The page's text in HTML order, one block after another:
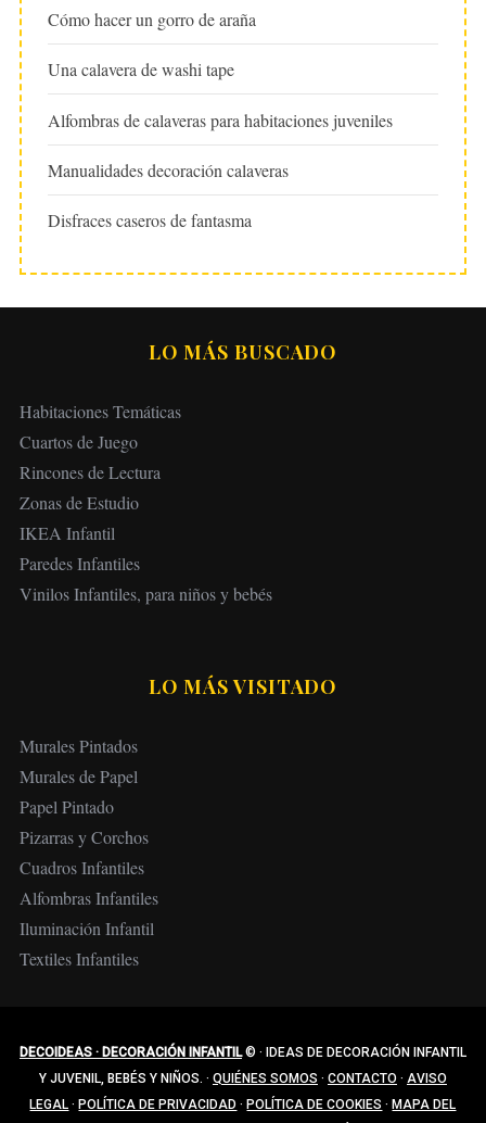
Cómo hacer un gorro de araña
Una calavera de washi tape
Alfombras de calaveras para habitaciones juveniles
Manualidades decoración calaveras
Disfraces caseros de fantasma
LO MÁS BUSCADO
Habitaciones Temáticas
Cuartos de Juego
Rincones de Lectura
Zonas de Estudio
IKEA Infantil
Paredes Infantiles
Vinilos Infantiles, para niños y bebés
LO MÁS VISITADO
Murales Pintados
Murales de Papel
Papel Pintado
Pizarras y Corchos
Cuadros Infantiles
Alfombras Infantiles
Iluminación Infantil
Textiles Infantiles
DECOIDEAS · DECORACIÓN INFANTIL© · IDEAS DE DECORACIÓN INFANTIL
Y JUVENIL, BEBÉS Y NIÑOS. · QUIÉNES SOMOS · CONTACTO · AVISO
LEGAL · POLÍTICA DE PRIVACIDAD · POLÍTICA DE COOKIES · MAPA DEL